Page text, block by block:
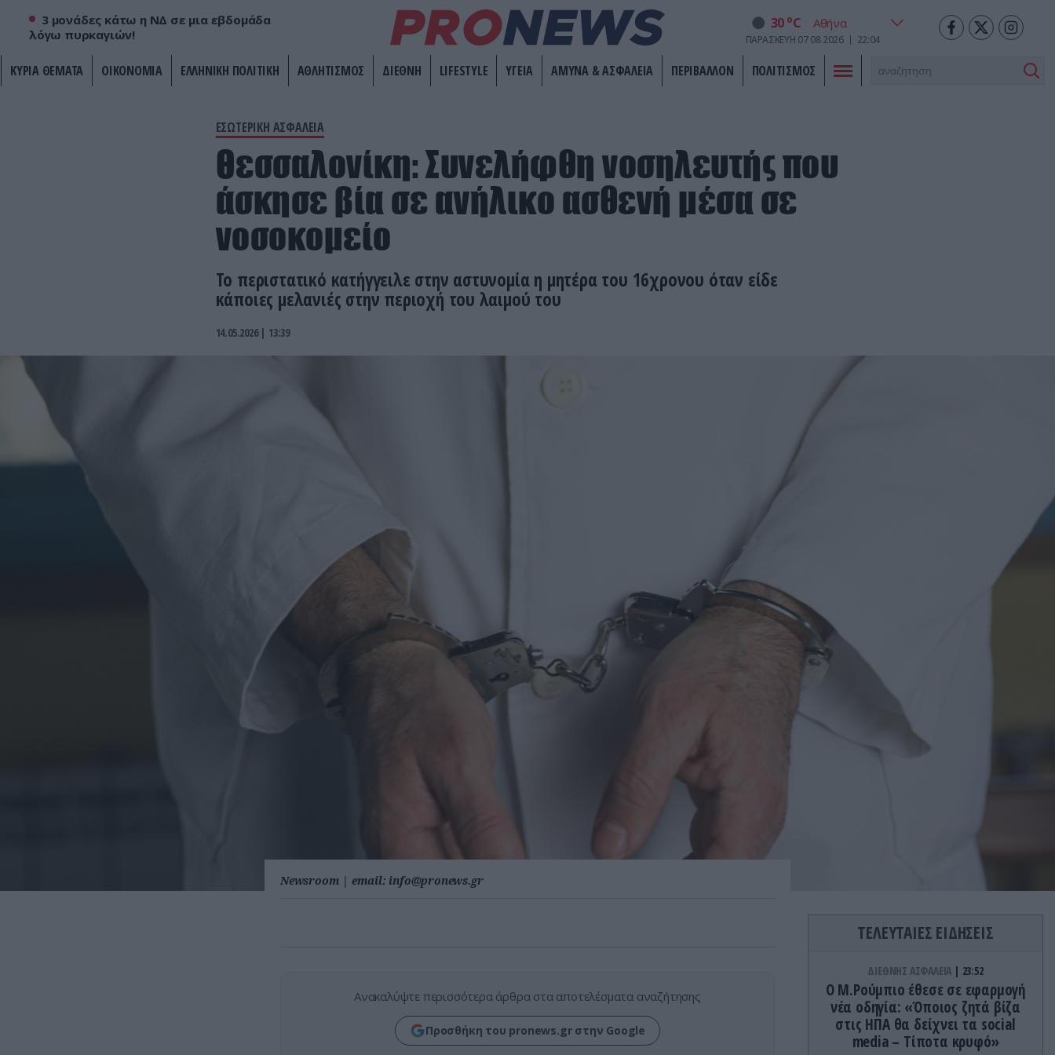
3 μονάδες κάτω η ΝΔ σε μια εβδομάδα
λόγω πυρκαγιών!
30 oC
ΠΑΡΑΣΚΕΥΗ 07 08 2026 22:04
ΚΥΡΙΑ ΘΕΜΑΤΑ ΟΙΚΟΝΟΜΙΑ ΕΛΛΗΝΙΚΗ ΠΟΛΙΤΙΚΗ ΑΘΛΗΤΙΣΜΟΣ ΔΙΕΘΝΗ LIFESTYLE ΥΓΕΙΑ ΑΜΥΝΑ & ΑΣΦΑΛΕΙΑ ΠΕΡΙΒΑΛΛΟΝ ΠΟΛΙΤΙΣΜΟΣ
ΕΣΩΤΕΡΙΚΗ ΑΣΦΑΛΕΙΑ
Θεσσαλονίκη: Συνελήφθη νοσηλευτής που
άσκησε βία σε ανήλικο ασθενή μέσα σε
νοσοκομείο
Το περιστατικό κατήγγειλε στην αστυνομία η μητέρα του 16χρονου όταν είδε
κάποιες μελανιές στην περιοχή του λαιμού του
14.05.2026 | 13:39
Newsroom | email: info@pronews.gr
Ανακαλύψτε περισσότερα άρθρα στα αποτελέσματα αναζήτησης
Προσθήκη του pronews.gr στην Google
ΤΕΛΕΥΤΑΙΕΣ ΕΙΔΗΣΕΙΣ
ΔΙΕΘΝΗΣ ΑΣΦΑΛΕΙΑ 23:52
Ο Μ.Ρούμπιο έθεσε σε εφαρμογή
νέα οδηγία: «Όποιος ζητά βίζα
στις ΗΠΑ θα δείχνει τα social
media – Τίποτα κρυφό»